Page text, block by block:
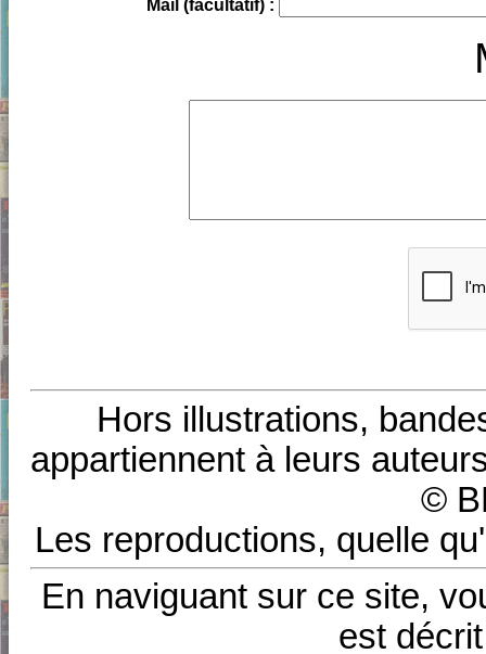
Mail (facultatif) :
Hors illustrations,
appartiennent à leurs
©
Les reproductions, quelle
En naviguant sur ce site,
est